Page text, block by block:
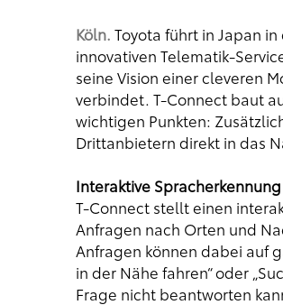
Köln. Toyota führt in Japan
innovativen Telematik-
seine Vision einer cleveren
verbindet. T-Connect baut
wichtigen Punkten:
Drittanbietern direkt in das
Interaktive Spracherkennung
T-Connect stellt einen
Anfragen nach Orten und
Anfragen können dabei auf
in der Nähe fahren“ oder
Frage nicht beantworten